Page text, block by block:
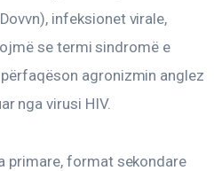
infeksionet virale,
se termi sindromë e
agronizmin anglez
nga virusi HIV.
primare, format sekondare